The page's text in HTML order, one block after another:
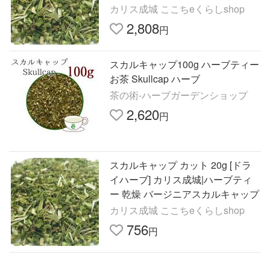
カリス成城 ここちeくらしshop
2,808円
スカルキャップ100g ハーブティー
お茶 Skullcap ハーブ
茶の術-ハーブガーデンショップ
2,620円
スカルキャップ カット 20g [ドラ
イハーブ] カリス成城|ハーブティ
ー 乾燥 バージニアスカルキャップ
カリス成城 ここちeくらしshop
756円